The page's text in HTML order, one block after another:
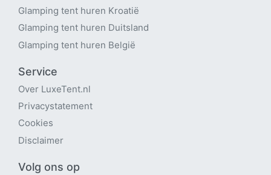
Glamping tent huren Kroatië
Glamping tent huren Duitsland
Glamping tent huren België
Service
Over LuxeTent.nl
Privacystatement
Cookies
Disclaimer
Volg ons op